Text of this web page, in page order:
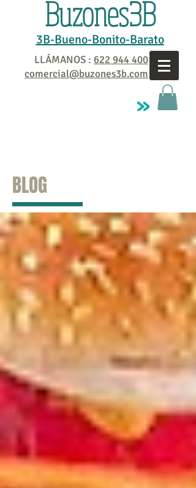
Buzones3B
3B-Bueno-Bonito-Barato
LLÁMANOS : 622 944 400
comercial@buzones3b.com
BLOG